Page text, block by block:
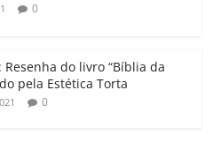
0
do livro “Bíblia da
pela Estética Torta
0